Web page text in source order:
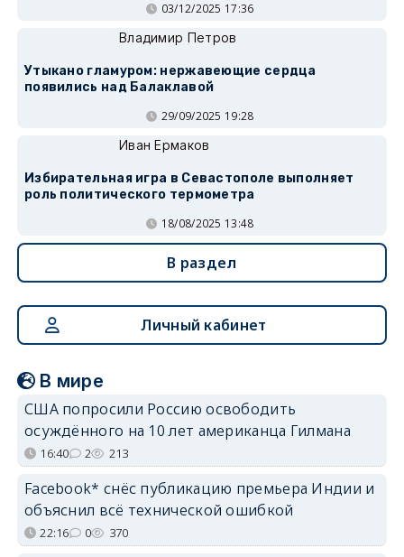
03/12/2025 17:36
Владимир Петров
Утыкано гламуром: нержавеющие сердца
появились над Балаклавой
29/09/2025 19:28
Иван Ермаков
Избирательная игра в Севастополе выполняет
роль политического термометра
18/08/2025 13:48
В раздел
Личный кабинет
В мире
США попросили Россию освободить
осуждённого на 10 лет американца Гилмана
16:40 2 213
Facebook* снёс публикацию премьера Индии и
объяснил всё технической ошибкой
22:16 0 370